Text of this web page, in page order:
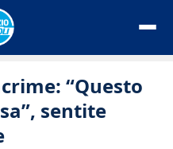
“Questo
sentite